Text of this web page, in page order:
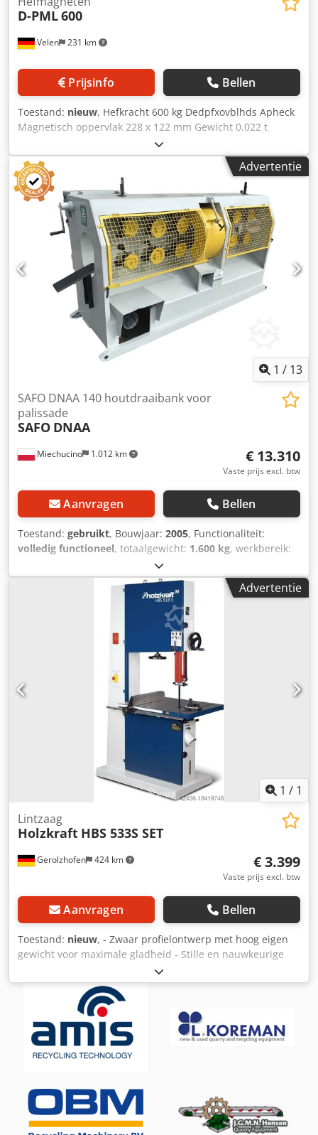
Velen 231 km
D-PML600
Prijsinfo Bellen
Toestand: nieuw, Hefkracht 600 kg Dedpfxovblhds Apheck
Magnetisch oppervlak 228 x 122 mm Gewicht 0,022 t
Afmetingen L x B x H 0,23 x 0,122 x 0,112 m
Advertentie
1 / 13
Miechucino 1.012 km
SAFO DNAA 140 houtdraaibank voor
palissade
SAFO DNAA
€ 13.310
Vaste prijs excl. btw
Aanvragen Bellen
Toestand: gebruikt, Bouwjaar: 2005, Functionaliteit:
volledig functioneel, totaalgewicht: 1.600 kg, werkbereik:
, type ingangsstroom:
400 V, - Poolse productie - productiejaar 2005 Dcodpfev N
Ebaox Aphek - DTR, CE TECHNISCHE GEGEVENS: - bereik
van diameters van bewerkte pennen: 40-140 mm - max.
diameter van invoermateriaal: 200mm - min. lengte van
invoermateriaal: 600mm - max. bewerkingstoeslag per
zijde: 30 mm - snijkop aandrijfmotor: 18,5 kW -
vooruit/achteruit feed - voedingsmotor: 1,5 kW - 3 getande
trekrollen - kop: 4-mes - 3 soepele trekkende uitvoerrollen -
afmetingen lengte/breedte/hoogte: 2630x1240x1400mm -
Advertentie
1 / 1
Gerolzhofen 424 km
Lintzaag
Holzkraft HBS 533S SET
€ 3.399
Vaste prijs excl. btw
Aanvragen Bellen
Toestand: nieuw, - Zwaar profielontwerp met hoog eigen
gewicht voor maximale gladheid - Stille en nauwkeurige
loop dankzij torsievrije machinebehuizing - Grote
gietijzeren zaagtafel van één stuk, draaibaar van 0° tot +
45° met geslepen en gepolijst oppervlak - Grote gegoten
parallelstop - Snelle en nauwkeurige
maaihoogteverstelling via handwiel en tandheugel met
millimeterschaal - Standaard met hoekaanslag Djdpfx
Apjvwfbcoheck - Precisie 3-rollen zaagbladgeleiding met
Excentrische snelontgrendelingshendel. De
basisspanningsinstelling is niet veranderd, met
geïntegreerde zaagband spanningsweergave - De